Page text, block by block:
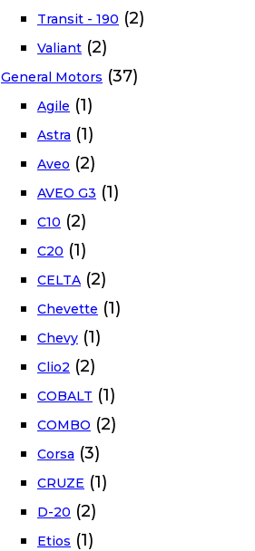
Transit - 190 (2)
Valiant (2)
General Motors (37)
Agile (1)
Astra (1)
Aveo (2)
AVEO G3 (1)
C10 (2)
C20 (1)
CELTA (2)
Chevette (1)
Chevy (1)
Clio2 (2)
COBALT (1)
COMBO (2)
Corsa (3)
CRUZE (1)
D-20 (2)
Etios (1)